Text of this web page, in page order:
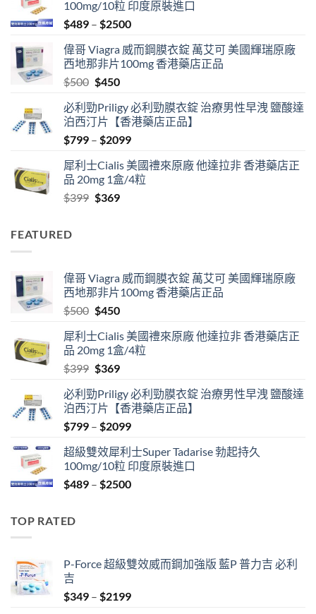
100mg/10粒 印度原裝進口
$489 – $2500Price
$489
through
偉哥 Viagra 威而鋼膜衣錠 萬艾可 美國輝瑞原廠
西地那非片100mg 香港藥店正品
$500 Original
was:
$500.
$450Current
is:
$450.
必利勁Priligy 必利勁膜衣錠 治療男性早洩 鹽酸達
泊西汀片【香港藥店正品】
$799 – $2099Price
$799
through
犀利士Cialis 美國禮來原廠 他達拉非 香港藥店正
品 20mg 1盒/4粒
$399 Original
$369Current
FEATURED
偉哥 Viagra 威而鋼膜衣錠 萬艾可 美國輝瑞原廠
西地那非片100mg 香港藥店正品
$500 Original
was:
$500.
$450Current
is:
$450.
犀利士Cialis 美國禮來原廠 他達拉非 香港藥店正
品 20mg 1盒/4粒
$399 Original
was:
$399.
$369Current
is:
$369.
必利勁Priligy 必利勁膜衣錠 治療男性早洩 鹽酸達
泊西汀片【香港藥店正品】
$799 – $2099Price
$799
through
$2099
超級雙效犀利士Super Tadarise 勃起持久
100mg/10粒 印度原裝進口
$489 – $2500Price
TOP RATED
P-Force 超級雙效威而鋼加強版 藍P 普力吉 必利
吉
$349 – $2199Price